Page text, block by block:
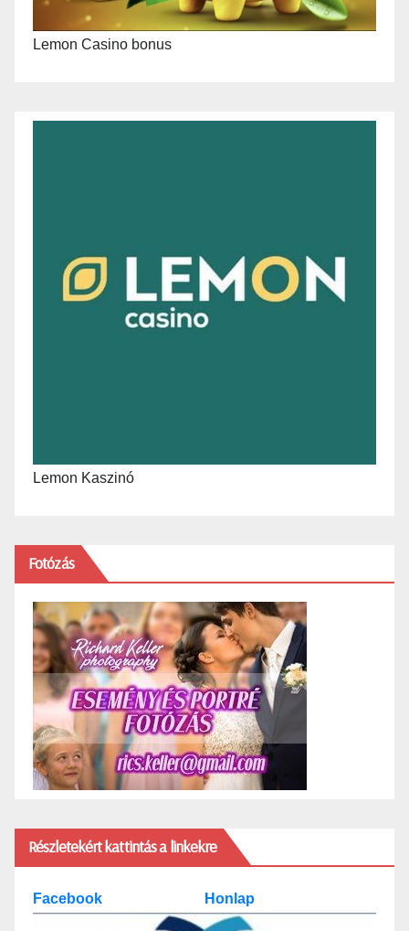
Lemon Casino bonus
Lemon Kaszinó
Fotózás
Részletekért kattintás a linkekre
Facebook Honlap